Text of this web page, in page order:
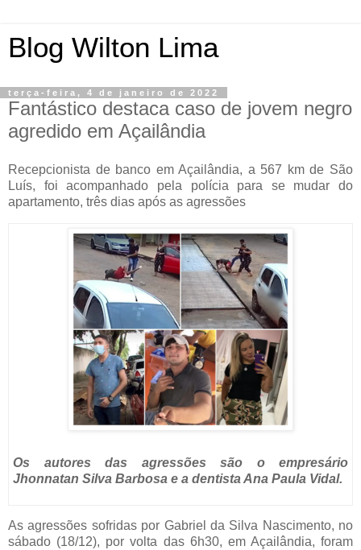
Blog Wilton Lima
terça-feira, 4 de janeiro de 2022
Fantástico destaca caso de jovem negro
agredido em Açailândia
Recepcionista de banco em Açailândia, a 567 km de São
Luís, foi acompanhado pela polícia para se mudar do
apartamento, três dias após as agressões
Os autores das agressões são o empresário
Jhonnatan Silva Barbosa e a dentista Ana Paula Vidal.
As agressões sofridas por Gabriel da Silva Nascimento, no
sábado (18/12), por volta das 6h30, em Açailândia, foram